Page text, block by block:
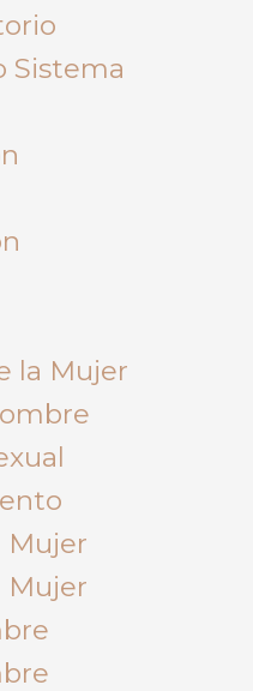
Sistema
la Mujer
Mujer
Mujer